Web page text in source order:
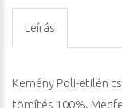
Leírás
Kemény Poli-etilén
tömítés 100%.